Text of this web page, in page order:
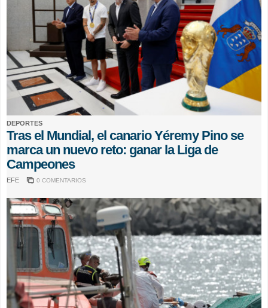
DEPORTES
Tras el Mundial, el canario Yéremy Pino se
marca un nuevo reto: ganar la Liga de
Campeones
EFE 0 COMENTARIOS